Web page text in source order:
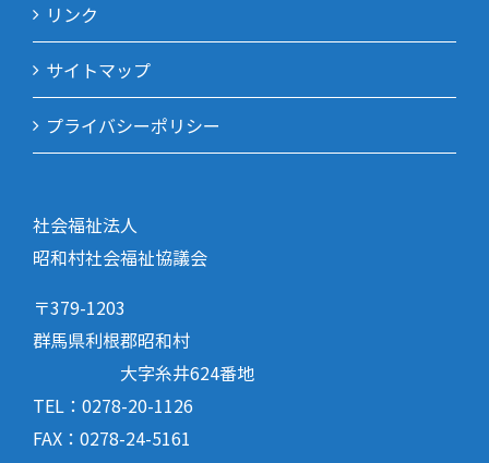
リンク
サイトマップ
プライバシーポリシー
社会福祉法人
昭和村社会福祉協議会
〒379-1203
群馬県利根郡昭和村
大字糸井624番地
TEL：0278-20-1126
FAX：0278-24-5161